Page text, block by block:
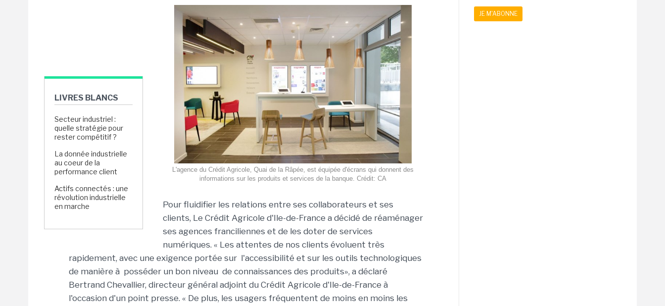
LIVRES BLANCS
Secteur industriel :
quelle stratégie pour
rester compétitif ?
La donnée industrielle
au coeur de la
performance client
Actifs connectés : une
révolution industrielle
en marche
L'agence du Crédit Agricole, Quai de la Râpée, est équipée d'écrans qui donnent des
informations sur les produits et services de la banque. Crédit: CA
Pour fluidifier les relations entre ses collaborateurs et ses
clients, Le Crédit Agricole d'Ile-de-France a décidé de réaménager
ses agences franciliennes et de les doter de services
numériques. « Les attentes de nos clients évoluent très
rapidement, avec une exigence portée sur l'accessibilité et sur les outils technologiques
de manière à posséder un bon niveau de connaissances des produits», a déclaré
Bertrand Chevallier, directeur général adjoint du Crédit Agricole d'Ile-de-France à
l'occasion d'un point presse. « De plus, les usagers fréquentent de moins en moins les
JE M'ABONNE